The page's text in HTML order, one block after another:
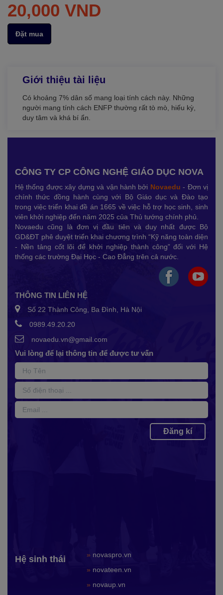
20,000 VND
Đặt mua
Giới thiệu tài liệu
Có khoảng 7% dân số mang loại tính cách này. Những
người mang tính cách ENFP thường rất tò mò, hiếu kỳ,
duy tâm và khá bí ẩn.
CÔNG TY CP CÔNG NGHỆ GIÁO DỤC NOVA
Hệ thống được xây dựng và vận hành bởi Novaedu - Đơn vị
chính thức đồng hành cùng với Bộ Giáo dục và Đào tạo
trong việc triển khai đề án 1665 về việc hỗ trợ học sinh, sinh
viên khởi nghiệp đến năm 2025 của Thủ tướng chính phủ.
Novaedu cũng là đơn vị đầu tiên và duy nhất được Bộ
GD&ĐT phê duyệt triển khai chương trình “Kỹ năng toàn diện
- Nền tảng cốt lõi để khởi nghiệp thành công” đối với Hệ
thống các trường Đại Học - Cao Đẳng trên cả nước.
THÔNG TIN LIÊN HỆ
Số 22 Thành Công, Ba Đình, Hà Nội
0989.49.20.20
novaedu.vn@gmail.com
Vui lòng để lại thông tin để được tư vấn
Đăng kí
Hệ sinh thái » novaspro.vn
» novateen.vn
» novaup.vn